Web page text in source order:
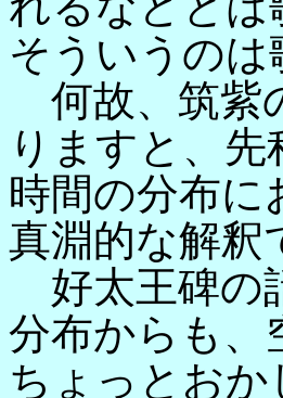
そういうの
何故、筑紫
りますと、
時間の分布に
真淵的な解釈
好太王碑の
分布からも、
ちょっとお